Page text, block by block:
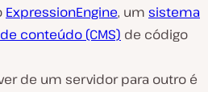
ExpressionEngine, um sistema
conteúdo (CMS) de código
de um servidor para outro é